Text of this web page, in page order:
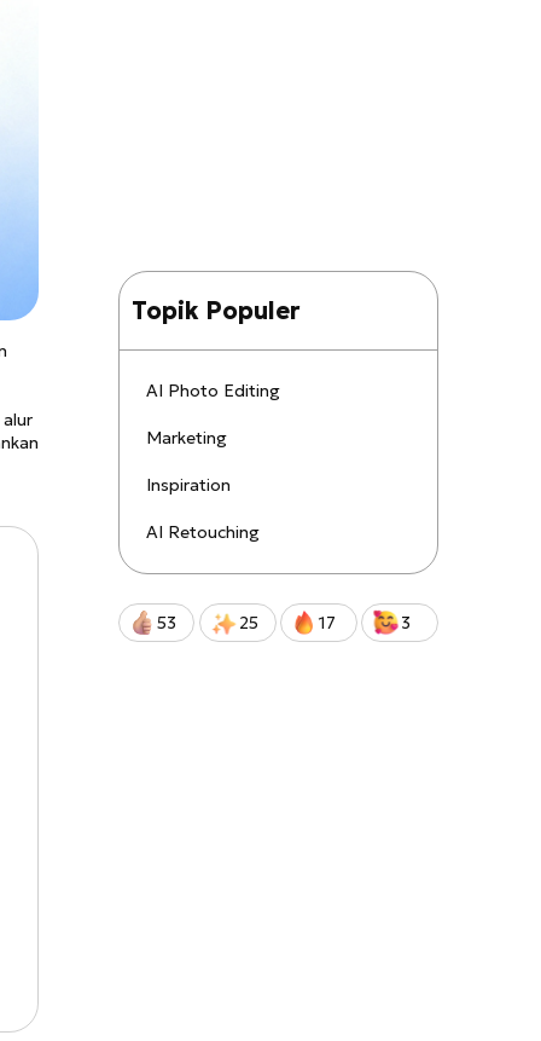
Topik Populer
AI Photo Editing
Marketing
Inspiration
AI Retouching
53 25 17 3